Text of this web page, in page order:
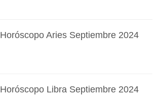
Horóscopo Aries Septiembre 2024
Horóscopo Libra Septiembre 2024